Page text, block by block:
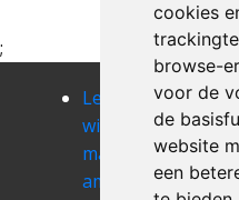
cookies
browse-
voor de
de
website
een
;
Leegmaken
winkel of
magazij
amonines